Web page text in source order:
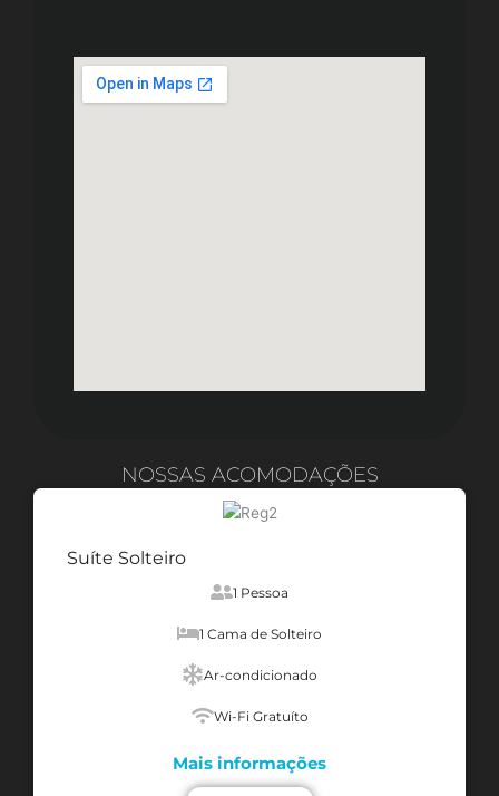
NOSSAS ACOMODAÇÕES
Suíte Solteiro
1 Pessoa
1 Cama de Solteiro
Ar-condicionado
Wi-Fi Gratuíto
Mais informações